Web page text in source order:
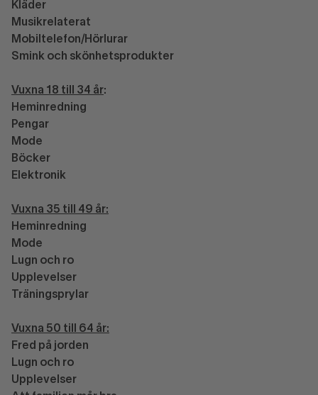
Kläder
Musikrelaterat
Mobiltelefon/Hörlurar
Smink och skönhetsprodukter
Vuxna 18 till 34 år:
Heminredning
Pengar
Mode
Böcker
Elektronik
Vuxna 35 till 49 år:
Heminredning
Mode
Lugn och ro
Upplevelser
Träningsprylar
Vuxna 50 till 64 år:
Fred på jorden
Lugn och ro
Upplevelser